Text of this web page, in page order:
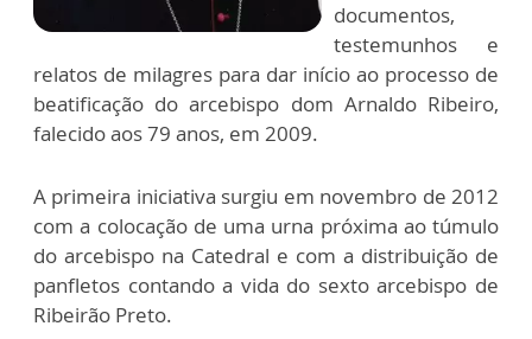
documentos,
testemunhos e
relatos de milagres para dar início ao processo de
beatificação do arcebispo dom Arnaldo Ribeiro,
falecido aos 79 anos, em 2009.
A primeira iniciativa surgiu em novembro de 2012
com a colocação de uma urna próxima ao túmulo
do arcebispo na Catedral e com a distribuição de
panfletos contando a vida do sexto arcebispo de
Ribeirão Preto.